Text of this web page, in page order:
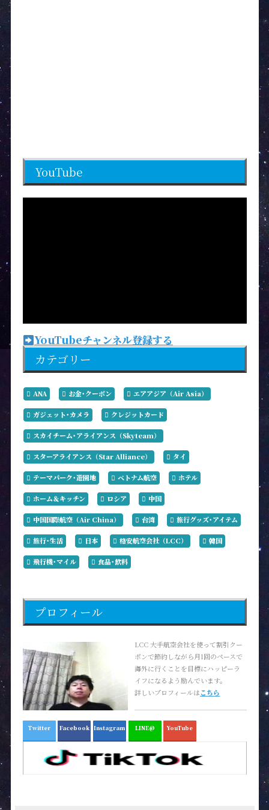
YouTube
YouTubeチャンネル登録する
カテゴリー
ANA お金･クーポン エアアジア（Air Asia）
ガジェット･カメラ クレジットカード
スカイチーム･アライアンス（Skyteam）
スターアライアンス（Star Alliance） タイ
テーマパーク･遊園地 ベトナム航空 ホテル
ホーム＆キッチン ロシア 中国
中国国際航空（Air China） 台湾 旅行グッズ･アイテム
旅行･生活 日本 格安航空会社（LCC） 韓国
飛行機･マイル 食品･飲料
プロフィール
LCC 大手航空会社を使って割引クー
ポンで節約しながら月1回のペースで
海外に行くことを目標にハッピーラ
イフになるよう励んでいます。
詳しいプロフィールはこちら
Twitter Facebook Instagram LINE@ YouTube